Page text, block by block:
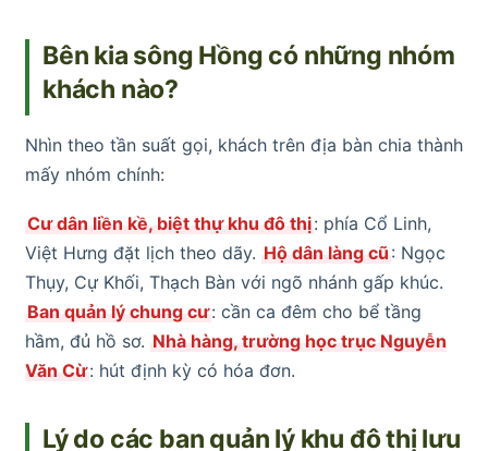
Bên kia sông Hồng có những nhóm
khách nào?
Nhìn theo tần suất gọi, khách trên địa bàn chia thành
mấy nhóm chính:
Cư dân liền kề, biệt thự khu đô thị: phía Cổ Linh,
Việt Hưng đặt lịch theo dãy. Hộ dân làng cũ : Ngọc
Thụy, Cự Khối, Thạch Bàn với ngõ nhánh gấp khúc.
Ban quản lý chung cư: cần ca đêm cho bể tầng
hầm, đủ hồ sơ. Nhà hàng, trường học trục Nguyễn
Văn Cừ: hút định kỳ có hóa đơn.
Lý do các ban quản lý khu đô thị lưu